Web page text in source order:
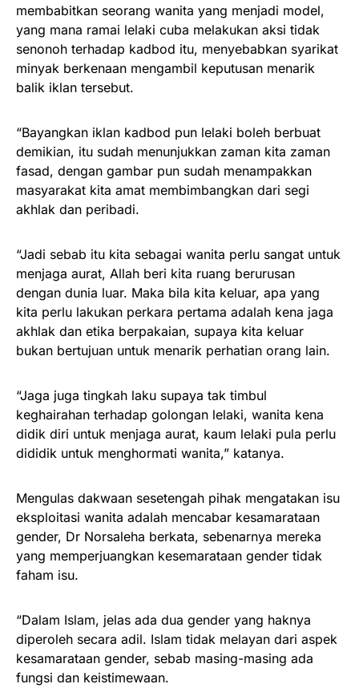
membabitkan seorang wanita yang menjadi model,
yang mana ramai lelaki cuba melakukan aksi tidak
senonoh terhadap kadbod itu, menyebabkan syarikat
minyak berkenaan mengambil keputusan menarik
balik iklan tersebut.
“Bayangkan iklan kadbod pun lelaki boleh berbuat
demikian, itu sudah menunjukkan zaman kita zaman
fasad, dengan gambar pun sudah menampakkan
masyarakat kita amat membimbangkan dari segi
akhlak dan peribadi.
“Jadi sebab itu kita sebagai wanita perlu sangat untuk
menjaga aurat, Allah beri kita ruang berurusan
dengan dunia luar. Maka bila kita keluar, apa yang
kita perlu lakukan perkara pertama adalah kena jaga
akhlak dan etika berpakaian, supaya kita keluar
bukan bertujuan untuk menarik perhatian orang lain.
“Jaga juga tingkah laku supaya tak timbul
keghairahan terhadap golongan lelaki, wanita kena
didik diri untuk menjaga aurat, kaum lelaki pula perlu
dididik untuk menghormati wanita,” katanya.
Mengulas dakwaan sesetengah pihak mengatakan isu
eksploitasi wanita adalah mencabar kesamarataan
gender, Dr Norsaleha berkata, sebenarnya mereka
yang memperjuangkan kesemarataan gender tidak
faham isu.
“Dalam Islam, jelas ada dua gender yang haknya
diperoleh secara adil. Islam tidak melayan dari aspek
kesamarataan gender, sebab masing-masing ada
fungsi dan keistimewaan.